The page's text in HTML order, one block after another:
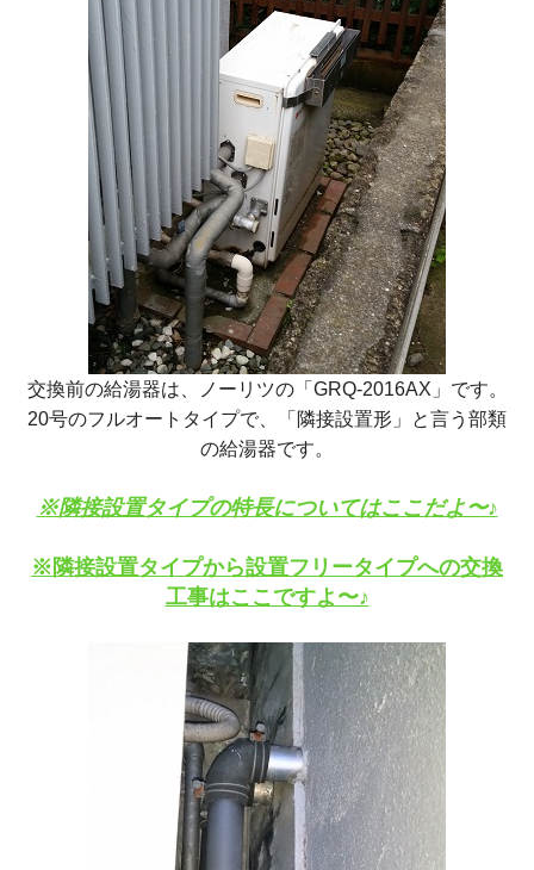
交換前の給湯器は、ノーリツの「GRQ-2016AX」です。
20号のフルオートタイプで、「隣接設置形」と言う部類
の給湯器です。
※隣接設置タイプの特長についてはここだよ〜♪
※隣接設置タイプから設置フリータイプへの交換
工事はここですよ〜♪